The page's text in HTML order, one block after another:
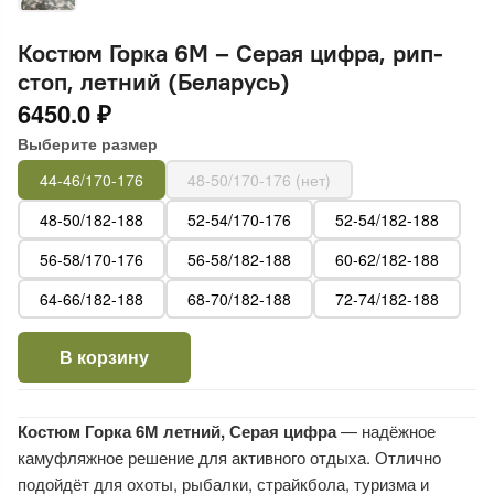
Костюм Горка 6М – Серая цифра, рип-
стоп, летний (Беларусь)
6450.0 ₽
Выберите размер
44-46/170-176
48-50/170-176 (нет)
48-50/182-188
52-54/170-176
52-54/182-188
56-58/170-176
56-58/182-188
60-62/182-188
64-66/182-188
68-70/182-188 72-74/182-188
В корзину
Костюм Горка 6М летний, Серая цифра— надёжное
камуфляжное решение для активного отдыха. Отлично
подойдёт для охоты, рыбалки, страйкбола, туризма и